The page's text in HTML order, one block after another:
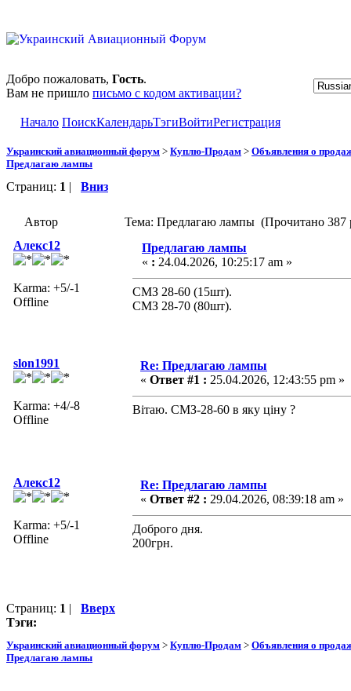
Добро пожаловать, Гость.
Вам не пришло письмо с кодом активации?
Начало ПоискКалендарьТэгиВойтиРегистрация
Украинский авиационный форум > Куплю-Продам > Объявления о
Предлагаю лампы
Страниц: 1 | Вниз
Автор
Тема: Предлагаю лампы (Прочитано 387
Алекс12
Karma: +5/-1
Offline
Предлагаю лампы
« : 24.04.2026, 10:25:17 am »
СМЗ 28-60 (15шт).
СМЗ 28-70 (80шт).
slon1991
Karma: +4/-8
Offline
Re: Предлагаю лампы
« Ответ #1 : 25.04.2026, 12:43:55 pm »
Вітаю. СМЗ-28-60 в яку ціну ?
Алекс12
Karma: +5/-1
Offline
Re: Предлагаю лампы
« Ответ #2 : 29.04.2026, 08:39:18 am »
Доброго дня.
200грн.
Страниц: 1 | Вверх
Тэги:
Украинский авиационный форум > Куплю-Продам > Объявления о
Предлагаю лампы